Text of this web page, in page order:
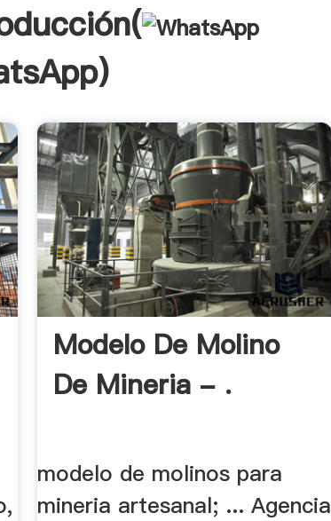
)
Modelo De Molino
De Mineria - .
modelo de molinos para
mineria artesanal; ... Agencia